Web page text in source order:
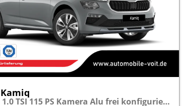
CLEVER 1.0 TSI 115 PS Kamera Alu frei konfigurierbar!